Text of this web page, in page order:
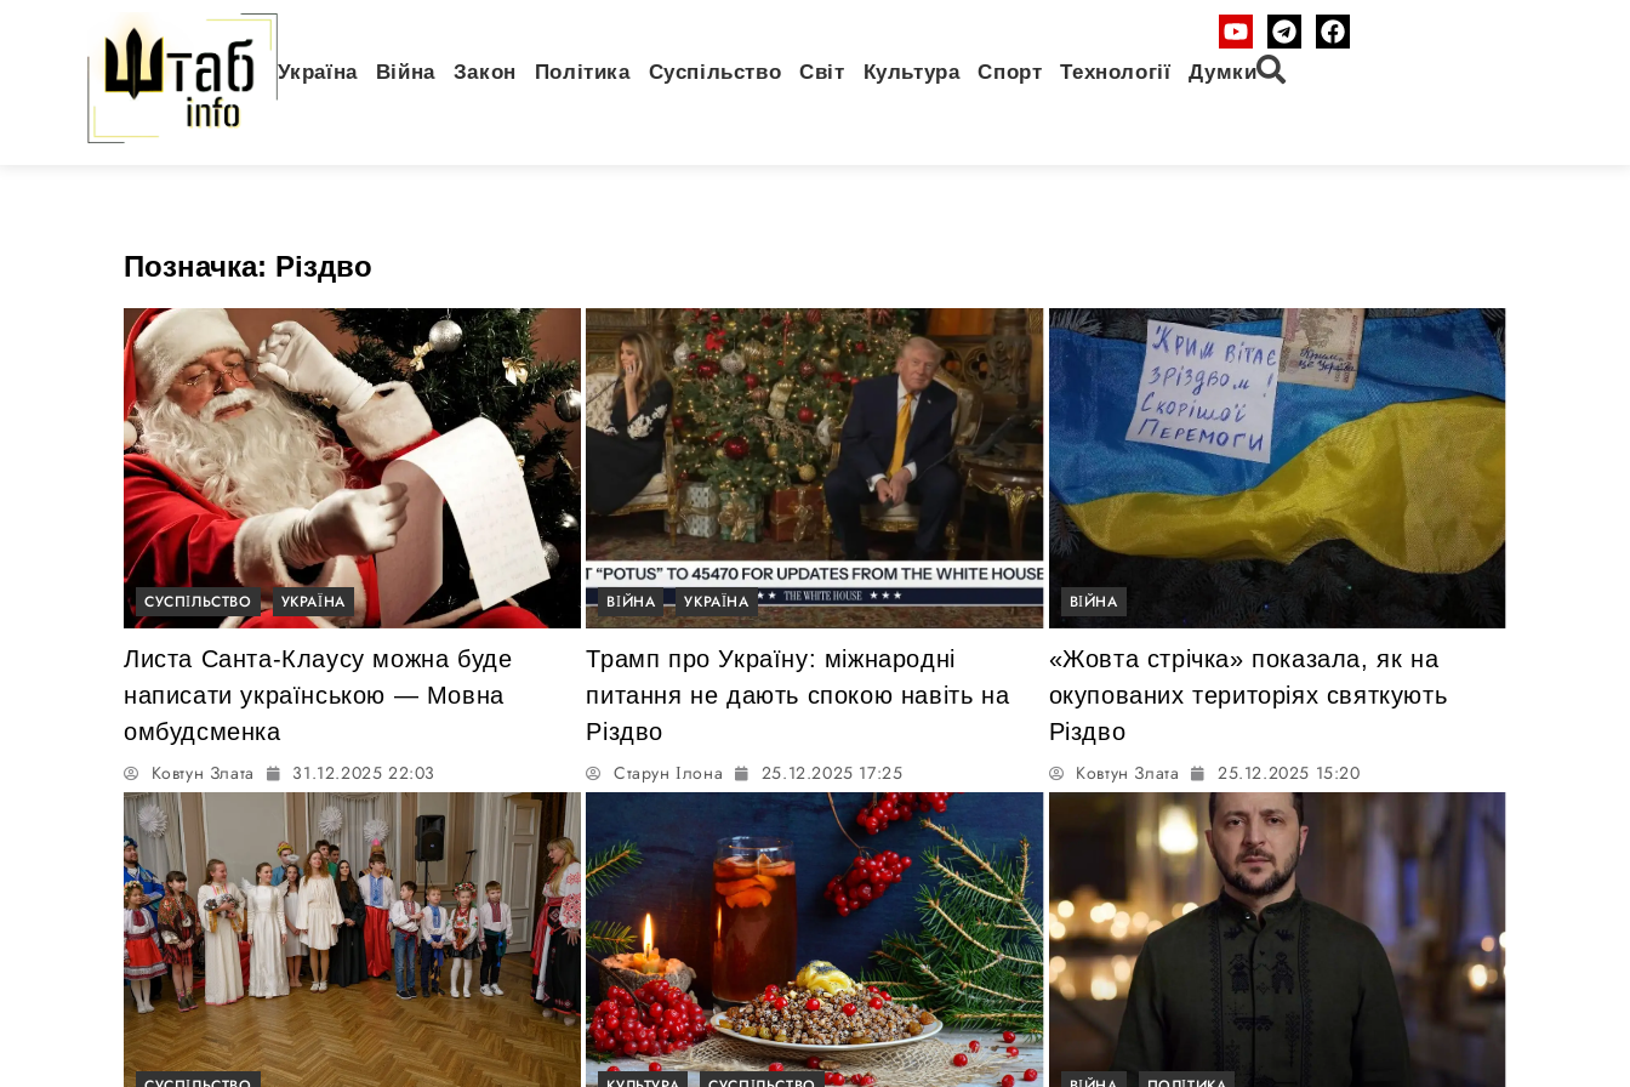
Україна Війна Закон Політика Суспільство Світ Культура Спорт Технології Думки
Позначка: Різдво
СУСПІЛЬСТВО УКРАЇНА
Листа Санта-Клаусу можна буде
написати українською — Мовна
омбудсменка
Ковтун Злата 31.12.2025 22:03
ВІЙНА УКРАЇНА
Трамп про Україну: міжнародні
питання не дають спокою навіть на
Різдво
Старун Ілона 25.12.2025 17:25
ВІЙНА
«Жовта стрічка» показала, як на
окупованих територіях святкують
Різдво
Ковтун Злата 25.12.2025 15:20